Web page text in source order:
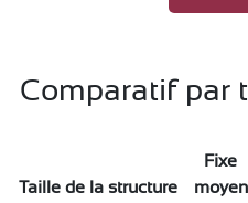
Comparatif par
Taille de la structure
Fixe
moyen